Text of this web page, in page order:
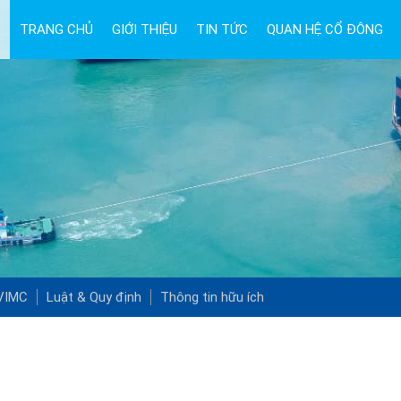
TRANG CHỦ GIỚI THIỆU TIN TỨC QUAN HỆ CỔ ĐÔNG
Luật & Quy định Thông tin hữu ích